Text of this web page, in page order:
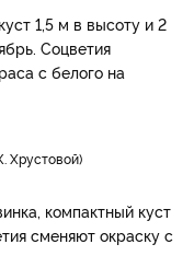
1,5 м в высоту и 2
Соцветия
с белого на
Хрустовой)
компактный куст
сменяют окраску с